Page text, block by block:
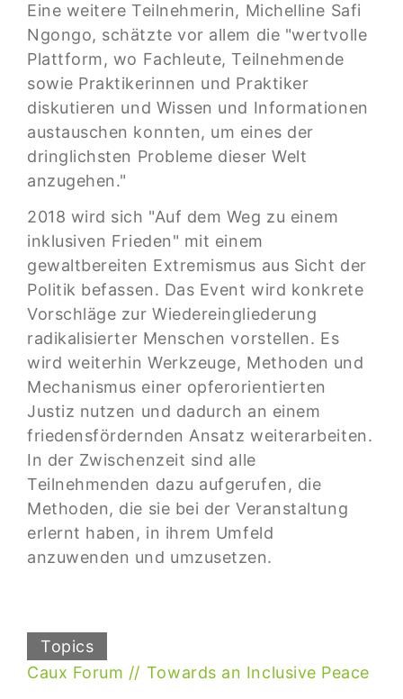
Eine weitere Teilnehmerin, Michelline Safi
Ngongo, schätzte vor allem die "wertvolle
Plattform, wo Fachleute, Teilnehmende
sowie Praktikerinnen und Praktiker
diskutieren und Wissen und Informationen
austauschen konnten, um eines der
dringlichsten Probleme dieser Welt
anzugehen."
2018 wird sich "Auf dem Weg zu einem
inklusiven Frieden" mit einem
gewaltbereiten Extremismus aus Sicht der
Politik befassen. Das Event wird konkrete
Vorschläge zur Wiedereingliederung
radikalisierter Menschen vorstellen. Es
wird weiterhin Werkzeuge, Methoden und
Mechanismus einer opferorientierten
Justiz nutzen und dadurch an einem
friedensfördernden Ansatz weiterarbeiten.
In der Zwischenzeit sind alle
Teilnehmenden dazu aufgerufen, die
Methoden, die sie bei der Veranstaltung
erlernt haben, in ihrem Umfeld
anzuwenden und umzusetzen.
Topics
Caux Forum
Towards an Inclusive Peace